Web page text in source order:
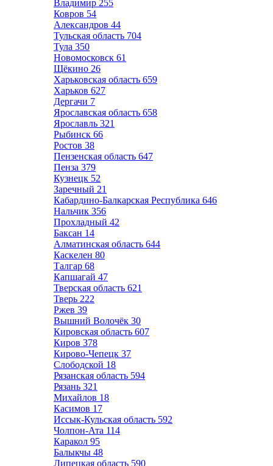
Владимир 255
Ковров 54
Александров 44
Тульская область 704
Тула 350
Новомосковск 61
Щёкино 26
Харьковская область 659
Харьков 627
Дергачи 7
Ярославская область 658
Ярославль 321
Рыбинск 66
Ростов 38
Пензенская область 647
Пенза 379
Кузнецк 52
Заречный 21
Кабардино-Балкарская Республика 646
Нальчик 356
Прохладный 42
Баксан 14
Алматинская область 644
Каскелен 80
Талгар 68
Капшагай 47
Тверская область 621
Тверь 222
Ржев 39
Вышний Волочёк 30
Кировская область 607
Киров 378
Кирово-Чепецк 37
Слободской 18
Рязанская область 594
Рязань 321
Михайлов 18
Касимов 17
Иссык-Кульская область 592
Чолпон-Ата 114
Каракол 95
Балыкчы 48
Липецкая область 590